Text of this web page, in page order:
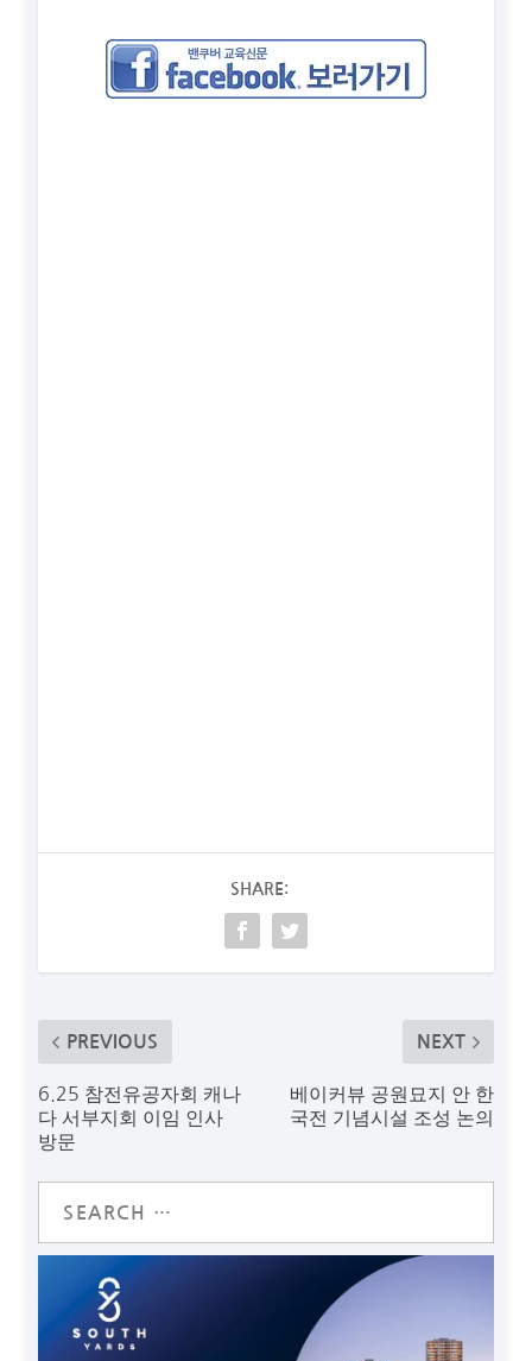
SHARE:
PREVIOUS
6.25 참전유공자회 캐나
다 서부지회 이임 인사
방문
NEXT
베이커뷰 공원묘지 안 한
국전 기념시설 조성 논의